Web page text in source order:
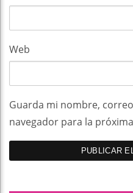
Web
Guarda mi nombre,
navegador para la